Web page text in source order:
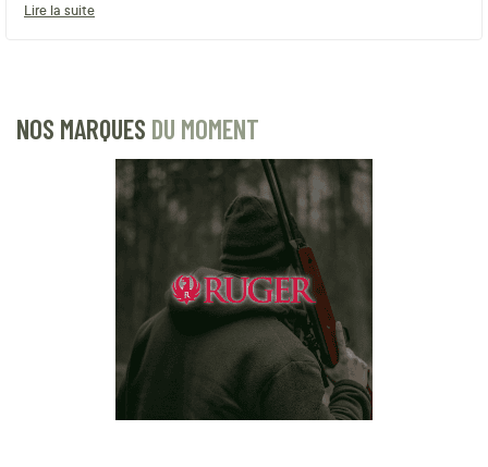
Lire la suite
NOS MARQUES DU MOMENT